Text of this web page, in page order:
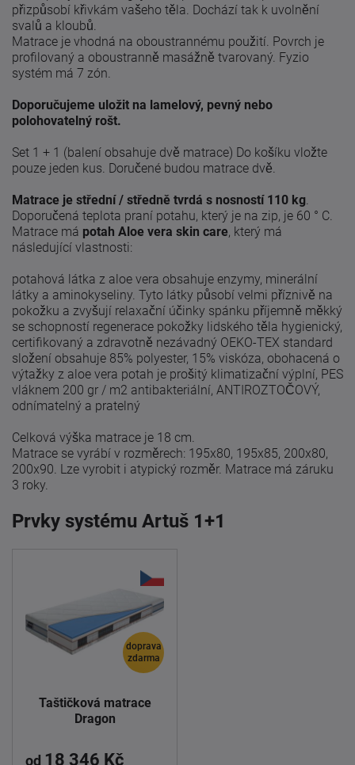
přizpůsobí křivkám vašeho těla. Dochází tak k uvolnění
svalů a kloubů.
Matrace je vhodná na oboustrannému použití. Povrch je
profilovaný a oboustranně masážně tvarovaný. Fyzio
systém má 7 zón.
Doporučujeme uložit na lamelový, pevný nebo
polohovatelný rošt.
Set 1 + 1 (balení obsahuje dvě matrace) Do košíku vložte
pouze jeden kus. Doručené budou matrace dvě.
Matrace je střední / středně tvrdá s nosností 110 kg.
Doporučená teplota praní potahu, který je na zip, je 60 ° C.
Matrace má potah Aloe vera skin care, který má
následující vlastnosti:
potahová látka z aloe vera obsahuje enzymy, minerální
látky a aminokyseliny. Tyto látky působí velmi příznivě na
pokožku a zvyšují relaxační účinky spánku příjemně měkký
se schopností regenerace pokožky lidského těla hygienický,
certifikovaný a zdravotně nezávadný OEKO-TEX standard
složení obsahuje 85% polyester, 15% viskóza, obohacená o
výtažky z aloe vera potah je prošitý klimatizační výplní, PES
vláknem 200 gr / m2 antibakteriální, ANTIROZTOČOVÝ,
odnímatelný a pratelný
Celková výška matrace je 18 cm.
Matrace se vyrábí v rozměrech: 195x80, 195x85, 200x80,
200x90. Lze vyrobit i atypický rozměr. Matrace má záruku
3 roky.
Prvky systému Artuš 1+1
doprava
zdarma
Taštičková matrace
Dragon
od 18 346 Kč